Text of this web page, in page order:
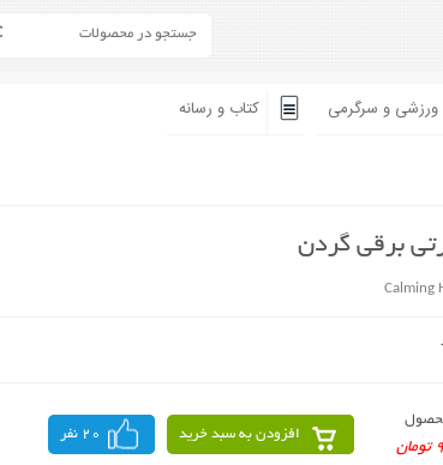
ورزشی و سرگرمی کتاب و رسانه
برقی گردن
Calming
افزودن به سبد خرید 20 نفر